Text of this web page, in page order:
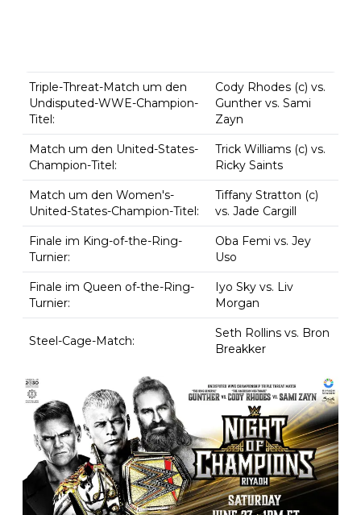
Triple-Threat-Match um den
Undisputed-WWE-Champion-
Titel:
Cody Rhodes (c) vs.
Gunther vs. Sami
Zayn
Match um den United-States-
Champion-Titel:
Trick Williams (c) vs.
Ricky Saints
Match um den Women's-
United-States-Champion-Titel:
Tiffany Stratton (c)
vs. Jade Cargill
Finale im King-of-the-Ring-
Turnier:
Oba Femi vs. Jey
Uso
Finale im Queen of-the-Ring-
Turnier:
Iyo Sky vs. Liv
Morgan
Steel-Cage-Match:
Seth Rollins vs. Bron
Breakker